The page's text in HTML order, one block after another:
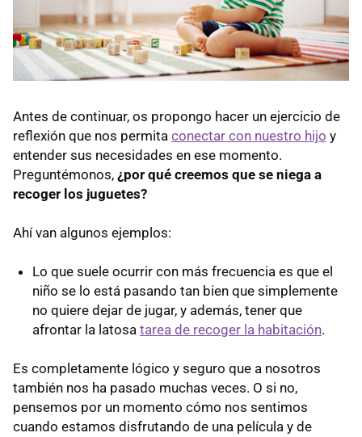
Antes de continuar, os propongo hacer un ejercicio de
reflexión que nos permita conectar con nuestro hijo y
entender sus necesidades en ese momento.
Preguntémonos, ¿por qué creemos que se niega a
recoger los juguetes?
Ahí van algunos ejemplos:
Lo que suele ocurrir con más frecuencia es que el
niño se lo está pasando tan bien que simplemente
no quiere dejar de jugar, y además, tener que
afrontar la latosa tarea de recoger la habitación.
Es completamente lógico y seguro que a nosotros
también nos ha pasado muchas veces. O si no,
pensemos por un momento cómo nos sentimos
cuando estamos disfrutando de una película y de